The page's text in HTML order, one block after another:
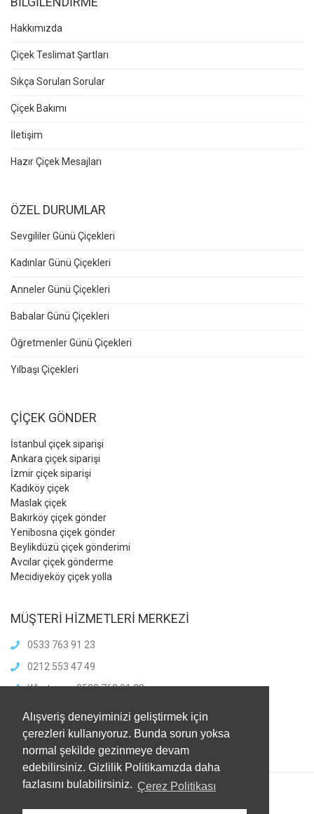
Alışveriş deneyiminizi geliştirmek için
çerezleri kullanıyoruz. Bunda sorun yoksa
normal şekilde gezinmeye devam
edebilirsiniz. Gizlilik Politikamızda daha
fazlasını bulabilirsiniz. Çerez Politikası
Hakkımızda
Çiçek Teslimat Şartları
Sıkça Sorulan Sorular
Çiçek Bakımı
İletişim
Hazır Çiçek Mesajları
ÖZEL DURUMLAR
Sevgililer Günü Çiçekleri
Kadınlar Günü Çiçekleri
Anneler Günü Çiçekleri
Babalar Günü Çiçekleri
Öğretmenler Günü Çiçekleri
Yılbaşı Çiçekleri
ÇİÇEK GÖNDER
İstanbul çiçek siparişi
Ankara çiçek siparişi
İzmir çiçek siparişi
Kadıköy çiçek
Maslak çiçek
Bakırköy çiçek gönder
Yenibosna çiçek gönder
Beylikdüzü çiçek gönderimi
Avcılar çiçek gönderme
Mecidiyeköy çiçek yolla
MÜŞTERİ HİZMETLERİ MERKEZİ
0533 763 91 23
0212 553 47 49
Whatsapp: 0533 763 91 23
info@meliscicekcilik.com
Haftaiçi :8.00-21.00
HaftaSonu:8.00-21.00